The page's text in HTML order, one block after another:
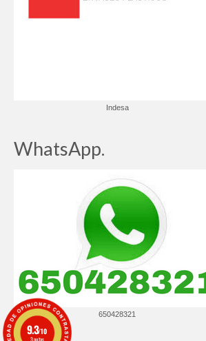
Indesa
WhatsApp.
650428321
9.3/10
3 notas